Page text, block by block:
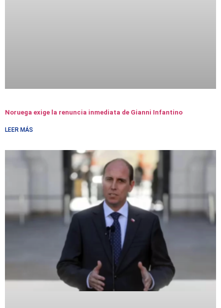
Noruega exige la renuncia inmediata de Gianni Infantino
LEER MÁS